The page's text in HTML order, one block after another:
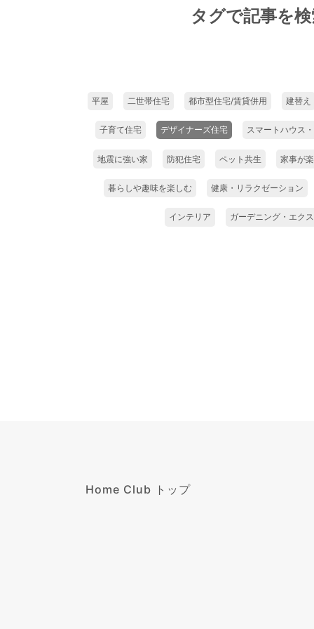
タグで記事を
平屋 二世帯住宅 都市型住宅/賃貸併用 建替え
子育て住宅 デザイナーズ住宅 スマートハウス
地震に強い家 防犯住宅 ペット共生 家事が楽
暮らしや趣味を楽しむ 健康・リラクゼーション
インテリア ガーデニング・エク
Home Club トップ